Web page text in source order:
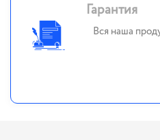
Гарантия
Вся наша